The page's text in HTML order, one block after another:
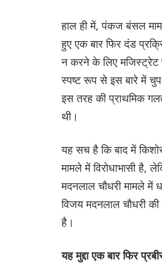
हाल ही में, पंकज बंसल
हुए एक बार फिर दंड
न करने के लिए मजिस्ट्रेट
स्पष्ट रूप से इस बारे में चुप
इस तरह की प्राथमिक
थी।
यह सच है कि बाद में
मामले में विरोधाभासी है,
मदनलाल चौधरी मामले में
विजय मदनलाल चौधरी
है।
यह मुद्दा एक बार फिर